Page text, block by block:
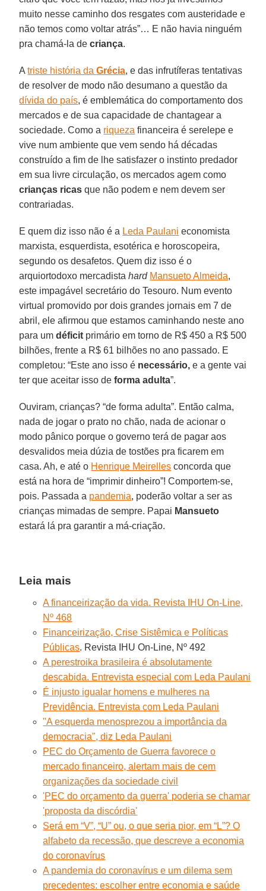
muito nesse caminho dos resgates com austeridade e
não temos como voltar atrás”… E não havia ninguém
pra chamá-la decriança.
Atriste história daGrécia, e das infrutíferas tentativas
de resolver de modo não desumano a questão da
dívida do país, é emblemática do comportamento dos
mercados e de sua capacidade de chantagear a
sociedade. Como a riqueza financeira é serelepe e
vive num ambiente que vem sendo há décadas
construído a fim de lhe satisfazer o instinto predador
em sua livre circulação, os mercados agem como
crianças ricas que não podem e nem devem ser
contrariadas.
E quem diz isso não é a Leda Paulani economista
marxista, esquerdista, esotérica e horoscopeira,
segundo os desafetos. Quem diz isso é o
arquiortodoxo mercadistahard Mansueto Almeida,
este impagável secretário do Tesouro. Num evento
virtual promovido por dois grandes jornais em 7 de
abril, ele afirmou que estamos caminhando neste ano
para umdéficit primário em torno de R$ 450 a R$ 500
bilhões, frente a R$ 61 bilhões no ano passado. E
completou: “Este ano isso é necessário, e a gente vai
ter que aceitar isso deforma adulta”.
Ouviram, crianças? “de forma adulta”. Então calma,
nada de jogar o prato no chão, nada de acionar o
modo pânico porque o governo terá de pagar aos
desvalidos meia dúzia de tostões pra ficarem em
casa. Ah, e até o Henrique Meirelles concorda que
está na hora de “imprimir dinheiro”! Comportem-se,
pois. Passada a pandemia, poderão voltar a ser as
crianças mimadas de sempre. Papai Mansueto
estará lá pra garantir a má-criação.
Leia mais
A financeirização da vida. Revista IHU On-Line,
Nº 468
Financeirização, Crise Sistêmica e Políticas
Públicas. Revista IHU On-Line, Nº 492
A perestroika brasileira é absolutamente
descabida. Entrevista especial com Leda Paulani
É injusto igualar homens e mulheres na
Previdência. Entrevista com Leda Paulani
"A esquerda menosprezou a importância da
democracia", diz Leda Paulani
PEC do Orçamento de Guerra favorece o
mercado financeiro, alertam mais de cem
organizações da sociedade civil
'PEC do orçamento da guerra' poderia se chamar
'proposta da discórdia'
Será em “V”, “U” ou, o que seria pior, em “L”? O
alfabeto da recessão, que descreve a economia
do coronavírus
A pandemia do coronavírus e um dilema sem
precedentes: escolher entre economia e saúde